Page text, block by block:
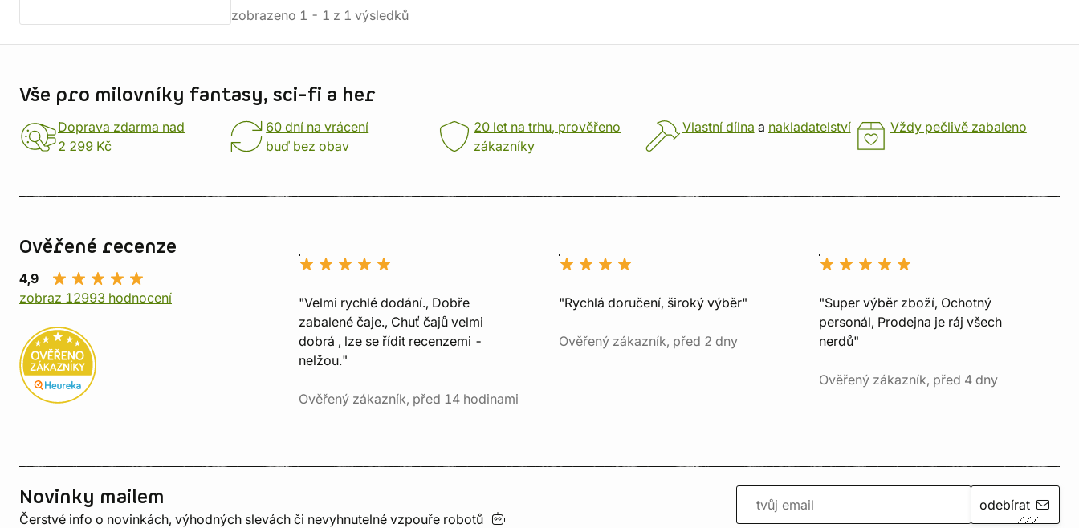
zobrazeno 1 - 1 z 1 výsledků
Vše pro milovníky fantasy, sci-fi a her
Doprava zdarma nad
2 299 Kč
60 dní na vrácení
buď bez obav
20 let na trhu, prověřeno
zákazníky
Vlastní dílna a nakladatelství Vždy pečlivě zabaleno
Ověřené recenze
4,9
zobraz 12993 hodnocení
"Velmi rychlé dodání., Dobře
zabalené čaje., Chuť čajů velmi
dobrá , lze se řídit recenzemi -
nelžou."
Ověřený zákazník, před 14 hodinami
"Rychlá doručení, široký výběr"
Ověřený zákazník, před 2 dny
"Super výběr zboží, Ochotný
personál, Prodejna je ráj všech
nerdů"
Ověřený zákazník, před 4 dny
Novinky mailem
Čerstvé info o novinkách, výhodných slevách či nevyhnutelné vzpouře robotů
odebírat